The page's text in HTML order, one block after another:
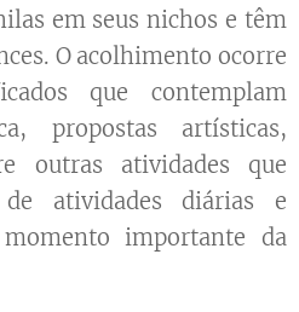
em seus nichos e têm
O acolhimento ocorre
que contemplam
propostas artísticas,
outras atividades que
atividades diárias e
importante da